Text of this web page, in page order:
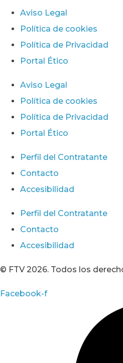
Aviso Legal
Política de cookies
Política de Privacidad
Portal Ético
Aviso Legal
Política de cookies
Política de Privacidad
Portal Ético
Perfil del Contratante
Contacto
Accesibilidad
Perfil del Contratante
Contacto
Accesibilidad
© FTV 2026. Todos los
Facebook-f